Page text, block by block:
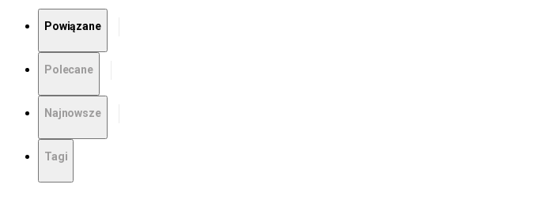
Powiązane
Polecane
Najnowsze
Tagi